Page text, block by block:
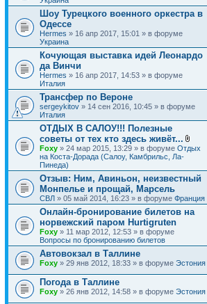
Шоу Турецкого военного оркестра в
Одессе
Hermes » 16 апр 2017, 15:01 » в форуме
Украина
Кочующая выставка идей Леонардо
да Винчи
Hermes » 16 апр 2017, 14:53 » в форуме
Италия
Трансфер по Вероне
sergeykitov » 14 сен 2016, 10:45 » в форуме
Италия
ОТДЫХ В САЛОУ!!! Полезные
советы от тех кто здесь живёт...
В
л
ж
е
и
я
Foxy » 24 мар 2015, 13:29 » в форуме Отдых
на Коста-Дорада (Салоу, Камбрильс, Ла-
Пинеда)
Отзыв: Ним, Авиньон, неизвестный
Монпелье и прощай, Марсель
СВЛ » 05 май 2014, 16:23 » в форуме Франция
Онлайн-бронирование билетов на
норвежский паром Hurtigruten
Foxy » 11 мар 2012, 12:53 » в форуме
Вопросы по бронированию билетов
Автовокзал в Таллине
Foxy » 29 янв 2012, 18:33 » в форуме Эстония
Погода в Таллине
Foxy » 26 янв 2012, 14:58 » в форуме Эстония